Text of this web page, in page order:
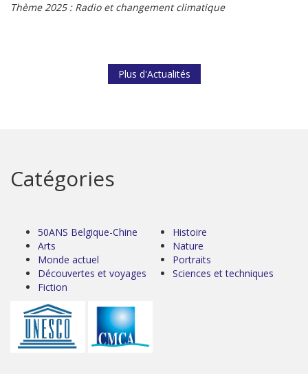
Thème 2025 : Radio et changement climatique
Plus d'Actualités
Catégories
50ANS Belgique-Chine
Arts
Monde actuel
Découvertes et voyages
Fiction
Histoire
Nature
Portraits
Sciences et techniques